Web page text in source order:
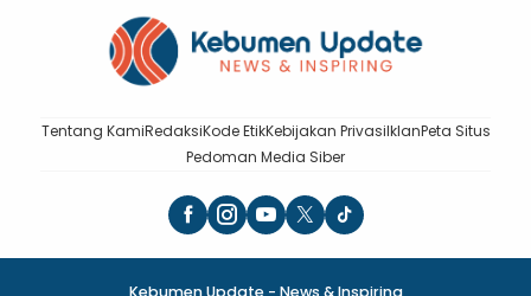
Tentang KamiRedaksiKode EtikKebijakan PrivasiIklanPeta Situs
Pedoman Media Siber